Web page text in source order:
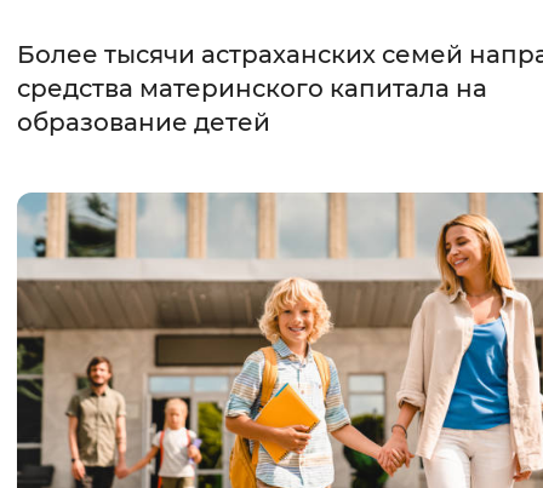
Без засечек С засечками
Интервал между буквами
Монохромный Инверсивный
Синий фон
Изображения
Включены Выключены
Более тысячи астраханских семей
средства материнского капитала на
образование детей